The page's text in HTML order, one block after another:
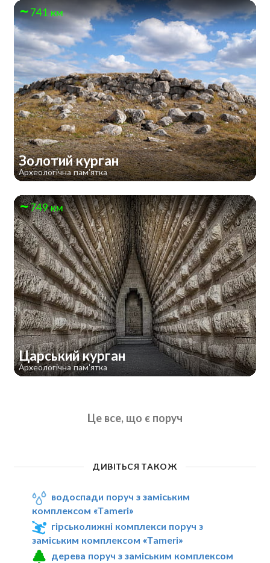
741 км
Золотий курган
Археологічна пам'ятка
749 км
Царський курган
Археологічна пам'ятка
Це все, що є поруч
ДИВІТЬСЯ ТАКОЖ
водоспади поруч з заміським
комплексом «Tameri»
гірськолижні комплекси поруч з
заміським комплексом «Tameri»
дерева поруч з заміським комплексом